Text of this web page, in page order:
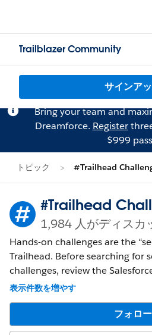
Trailblazer Community
サインア
Bring your team and
Dreamforce. Register
$999
トピック #Trailhead
#Trailhead
1,984 人がディスカ
Hands-on challenges are the
Trailhead. Before searching for
challenges, review the
Agreement and Policies. ** NOTE ** : If you were able to
the 'Best Answer' to help other
persists after 48 hours, create a
表示件数を増やす
フォロー